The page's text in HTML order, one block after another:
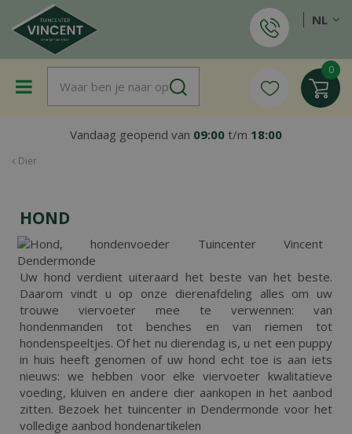
a
Dier
Vandaag geopend van 09:00 t/m 18:00
NL
HOND
Uw hond verdient uiteraard het beste van het beste.
Daarom vindt u op onze dierenafdeling alles om uw
trouwe viervoeter mee te verwennen: van
hondenmanden tot benches en van riemen tot
hondenspeeltjes. Of het nu dierendag is, u net een puppy
in huis heeft genomen of uw hond echt toe is aan iets
nieuws: we hebben voor elke viervoeter kwalitatieve
voeding, kluiven en andere dier aankopen in het aanbod
zitten. Bezoek het tuincenter in Dendermonde voor het
volledige aanbod hondenartikelen